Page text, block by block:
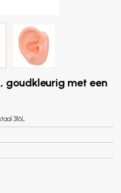
goudkleurig met een
316L